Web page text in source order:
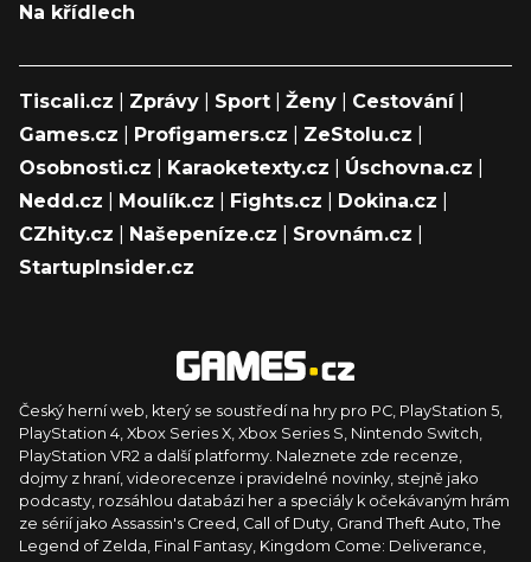
Na křídlech
Tiscali.cz Zprávy Sport Ženy Cestování|
Games.cz
Profigamers.cz ZeStolu.cz
Osobnosti.cz
Karaoketexty.cz Úschovna.cz
Nedd.cz
Moulík.cz Fights.cz Dokina.cz
CZhity.cz
Našepeníze.cz Srovnám.cz
StartupInsider.cz
Český herní web, který se soustředí na hry pro PC, PlayStation 5,
PlayStation 4, Xbox Series X, Xbox Series S, Nintendo Switch,
PlayStation VR2 a další platformy. Naleznete zde recenze,
dojmy z hraní, videorecenze i pravidelné novinky, stejně jako
podcasty, rozsáhlou databázi her a speciály k očekávaným hrám
ze sérií jako Assassin's Creed, Call of Duty, Grand Theft Auto, The
Legend of Zelda, Final Fantasy, Kingdom Come: Deliverance,